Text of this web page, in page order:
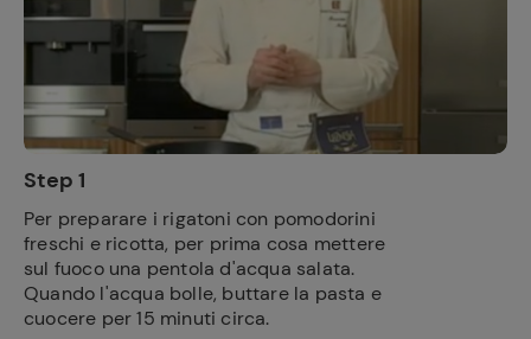
Step 1
Per preparare i rigatoni con pomodorini
freschi e ricotta, per prima cosa mettere
sul fuoco una pentola d'acqua salata.
Quando l'acqua bolle, buttare la pasta e
cuocere per 15 minuti circa.